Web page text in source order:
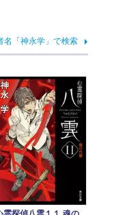
名「神永学」で検索